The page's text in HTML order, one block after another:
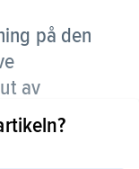
på den
av
tillhöra